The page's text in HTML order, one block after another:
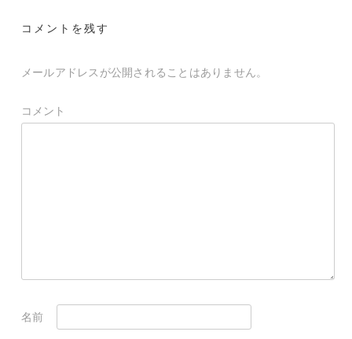
ゲ
シ
ョ
コメントを残す
メールアドレスが公開されることはありません。
コメント
名前